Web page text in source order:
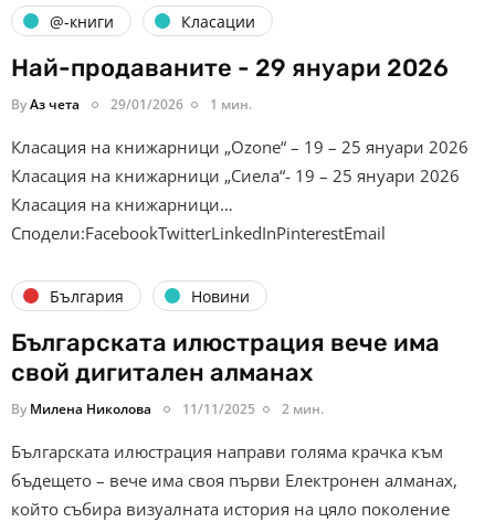
@-книги Класации
Най-продаваните - 29 януари 2026
ByАз чета 29/01/2026 1 мин.
Класация на книжарници „Ozone“ – 19 – 25 януари 2026
Класация на книжарници „Сиела“- 19 – 25 януари 2026
Класация на книжарници…
Сподели:FacebookTwitterLinkedInPinterestEmail
България Новини
Българската илюстрация вече има
свой дигитален алманах
By Милена Николова 11/11/2025 2 мин.
Българската илюстрация направи голяма крачка към
бъдещето – вече има своя първи Електронен алманах,
който събира визуалната история на цяло поколение